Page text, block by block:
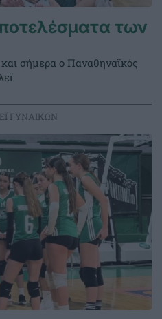
των
σήμερα ο Παναθηναϊκός
ΓΥΝΑΙΚΩΝ